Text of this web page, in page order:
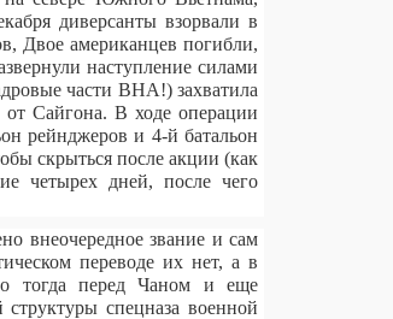
диверсанты взорвали в
Двое американцев погибли,
наступление силами
части ВНА!) захватила
Сайгона. В ходе операции
рейнджеров и 4-й батальон
скрыться после акции (как
четырех дней, после чего
внеочередное звание и сам
переводе их нет, а в
тогда перед Чаном и еще
спецназа военной